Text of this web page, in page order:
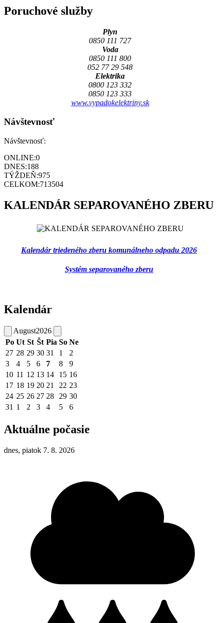
Poruchové služby
Plyn
0850 111 727
Voda
0850 111 800
052 77 29 548
Elektrika
0800 123 332
0850 123 333
www.vypadokelektriny.sk
Návštevnosť
Návštevnosť:
ONLINE:0
DNES:188
TÝŽDEŇ:975
CELKOM:713504
KALENDÁR SEPAROVANÉHO ZBERU
Kalendár triedeného zberu komunálneho odpadu 2026
Systém separovaného zberu
Kalendár
August2026
Po Ut St Št Pia So Ne
27 28 29 30 31 1
2
3
4 5 6 7 8
9
10 11 12 13 14 15 16
17 18 19 20 21 22 23
24 25 26 27 28 29 30
31 1 2 3 4 5 6
Aktuálne počasie
dnes, piatok 7. 8. 2026